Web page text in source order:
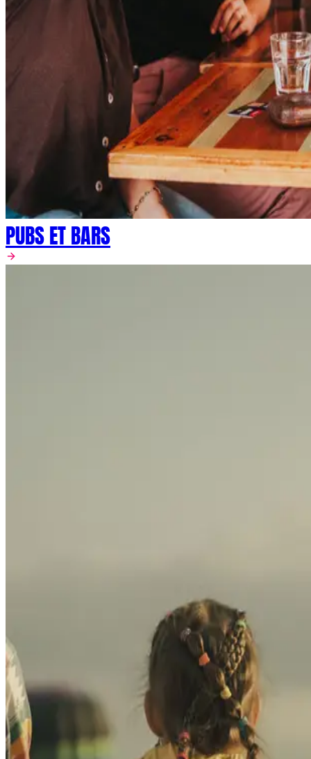
PUBS ET BARS